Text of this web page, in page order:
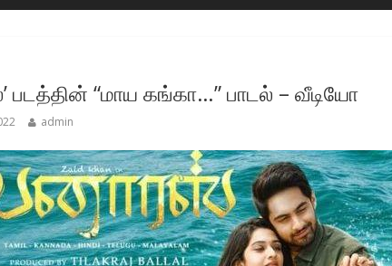
படத்தின் “மாய கங்கா…” பாடல் – வீடியோ
admin